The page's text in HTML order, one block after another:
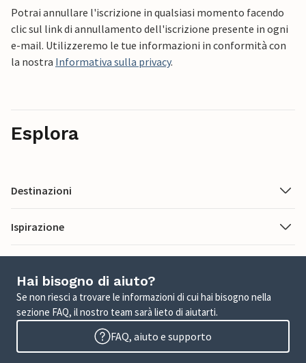
Potrai annullare l'iscrizione in qualsiasi momento facendo
clic sul link di annullamento dell'iscrizione presente in ogni
e-mail. Utilizzeremo le tue informazioni in conformità con
la nostra Informativa sulla privacy.
Esplora
Destinazioni
Ispirazione
Hai bisogno di aiuto?
Se non riesci a trovare le informazioni di cui hai bisogno nella
sezione FAQ, il nostro team sarà lieto di aiutarti.
FAQ, aiuto e supporto